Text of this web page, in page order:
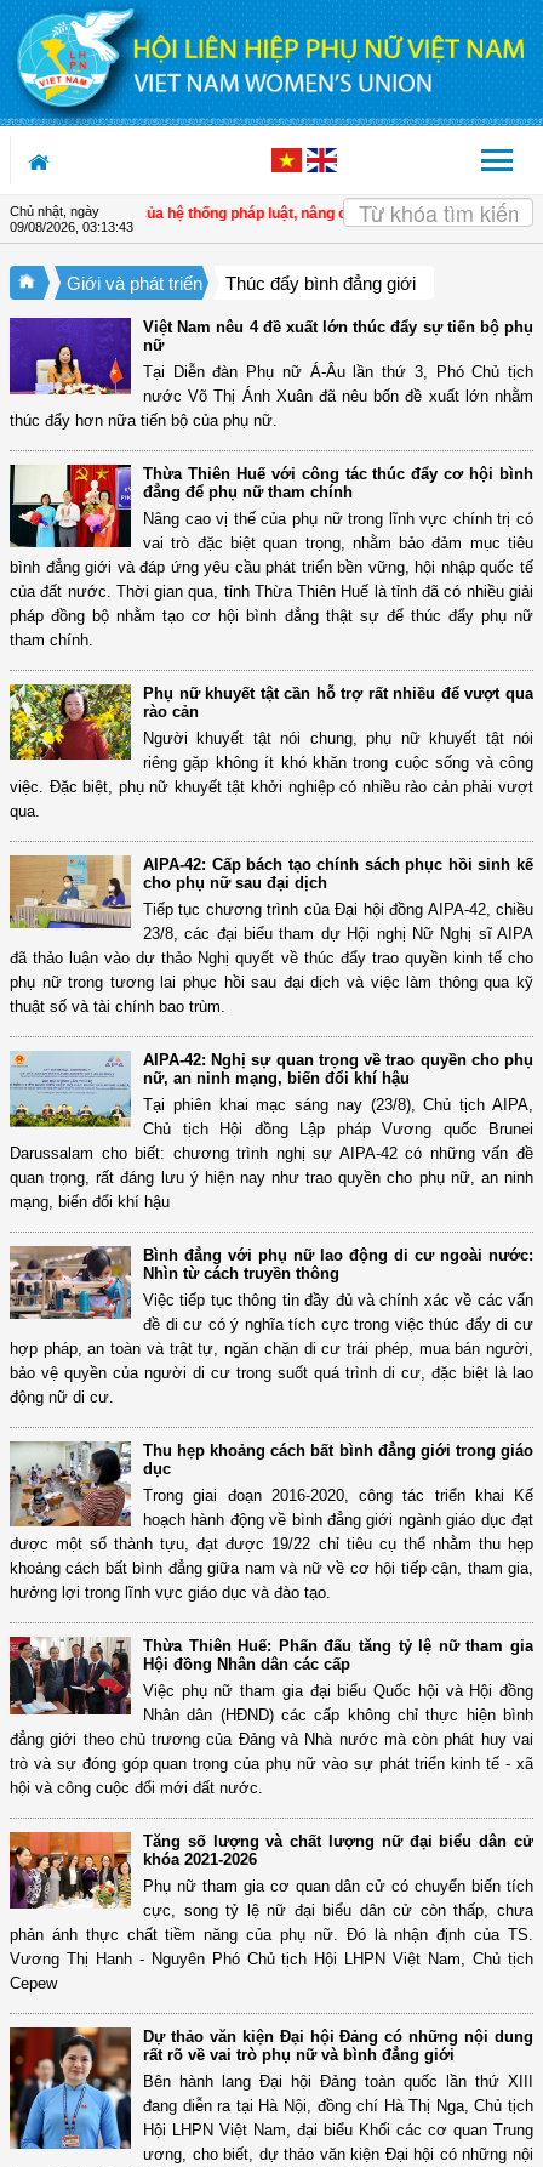
Truy cập nội dung luôn
Chủ nhật, ngày
09/08/2026, 03:13:44
thống nhất của hệ thống pháp luật, nâng cao hiệu lực, hiệu quả quản lý nhà
Giới và phát triển Thúc đẩy bình đẳng giới
Việt Nam nêu 4 đề xuất lớn thúc đẩy sự tiến bộ phụ
nữ
Tại Diễn đàn Phụ nữ Á-Âu lần thứ 3, Phó Chủ tịch
nước Võ Thị Ánh Xuân đã nêu bốn đề xuất lớn nhằm
thúc đẩy hơn nữa tiến bộ của phụ nữ.
Thừa Thiên Huế với công tác thúc đẩy cơ hội bình
đẳng để phụ nữ tham chính
Nâng cao vị thế của phụ nữ trong lĩnh vực chính trị có
vai trò đặc biệt quan trọng, nhằm bảo đảm mục tiêu
bình đẳng giới và đáp ứng yêu cầu phát triển bền vững, hội nhập quốc tế
của đất nước. Thời gian qua, tỉnh Thừa Thiên Huế là tỉnh đã có nhiều giải
pháp đồng bộ nhằm tạo cơ hội bình đẳng thật sự để thúc đẩy phụ nữ
tham chính.
Phụ nữ khuyết tật cần hỗ trợ rất nhiều để vượt qua
rào cản
Người khuyết tật nói chung, phụ nữ khuyết tật nói
riêng gặp không ít khó khăn trong cuộc sống và công
việc. Đặc biệt, phụ nữ khuyết tật khởi nghiệp có nhiều rào cản phải vượt
qua.
AIPA-42: Cấp bách tạo chính sách phục hồi sinh kế
cho phụ nữ sau đại dịch
Tiếp tục chương trình của Đại hội đồng AIPA-42, chiều
23/8, các đại biểu tham dự Hội nghị Nữ Nghị sĩ AIPA
đã thảo luận vào dự thảo Nghị quyết về thúc đẩy trao quyền kinh tế cho
phụ nữ trong tương lai phục hồi sau đại dịch và việc làm thông qua kỹ
thuật số và tài chính bao trùm.
AIPA-42: Nghị sự quan trọng về trao quyền cho phụ
nữ, an ninh mạng, biến đổi khí hậu
Tại phiên khai mạc sáng nay (23/8), Chủ tịch AIPA,
Chủ tịch Hội đồng Lập pháp Vương quốc Brunei
Darussalam cho biết: chương trình nghị sự AIPA-42 có những vấn đề
quan trọng, rất đáng lưu ý hiện nay như trao quyền cho phụ nữ, an ninh
mạng, biến đổi khí hậu
Bình đẳng với phụ nữ lao động di cư ngoài nước:
Nhìn từ cách truyền thông
Việc tiếp tục thông tin đầy đủ và chính xác về các vấn
đề di cư có ý nghĩa tích cực trong việc thúc đẩy di cư
hợp pháp, an toàn và trật tự, ngăn chặn di cư trái phép, mua bán người,
bảo vệ quyền của người di cư trong suốt quá trình di cư, đặc biệt là lao
động nữ di cư.
Thu hẹp khoảng cách bất bình đẳng giới trong giáo
dục
Trong giai đoạn 2016-2020, công tác triển khai Kế
hoạch hành động về bình đẳng giới ngành giáo dục đạt
được một số thành tựu, đạt được 19/22 chỉ tiêu cụ thể nhằm thu hẹp
khoảng cách bất bình đẳng giữa nam và nữ về cơ hội tiếp cận, tham gia,
hưởng lợi trong lĩnh vực giáo dục và đào tạo.
Thừa Thiên Huế: Phấn đấu tăng tỷ lệ nữ tham gia
Hội đồng Nhân dân các cấp
Việc phụ nữ tham gia đại biểu Quốc hội và Hội đồng
Nhân dân (HĐND) các cấp không chỉ thực hiện bình
đẳng giới theo chủ trương của Đảng và Nhà nước mà còn phát huy vai
trò và sự đóng góp quan trọng của phụ nữ vào sự phát triển kinh tế - xã
hội và công cuộc đổi mới đất nước.
Tăng số lượng và chất lượng nữ đại biểu dân cử
khóa 2021-2026
Phụ nữ tham gia cơ quan dân cử có chuyển biến tích
cực, song tỷ lệ nữ đại biểu dân cử còn thấp, chưa
phản ánh thực chất tiềm năng của phụ nữ. Đó là nhận định của TS.
Vương Thị Hanh - Nguyên Phó Chủ tịch Hội LHPN Việt Nam, Chủ tịch
Cepew
Dự thảo văn kiện Đại hội Đảng có những nội dung
rất rõ về vai trò phụ nữ và bình đẳng giới
Bên hành lang Đại hội Đảng toàn quốc lần thứ XIII
đang diễn ra tại Hà Nội, đồng chí Hà Thị Nga, Chủ tịch
Hội LHPN Việt Nam, đại biểu Khối các cơ quan Trung
ương, cho biết, dự thảo văn kiện Đại hội có những nội